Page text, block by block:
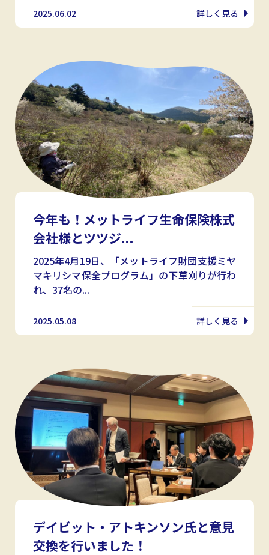
2025.06.02 詳しく見る
今年も！メットライフ生命保険株式
会社様とツツジ...
2025年4月19日、「メットライフ財団支援ミヤ
マキリシマ保全プログラム」の下草刈りが行わ
れ、37名の...
2025.05.08 詳しく見る
デイビット・アトキンソン氏と意見
交換を行いました！